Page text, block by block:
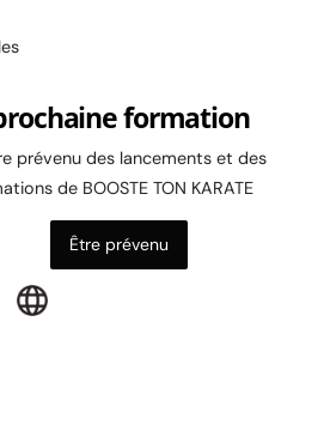
formation
prévenu des lancements et des
de BOOSTE TON KARATE
Être prévenu